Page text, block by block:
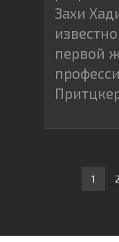
Захи
первой
1 2